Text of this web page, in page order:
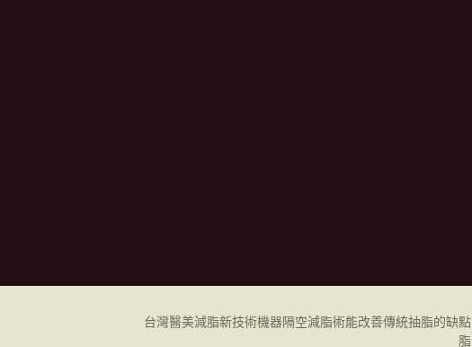
台灣醫美減脂新技術機器隔空減脂術能改善傳統抽脂的缺